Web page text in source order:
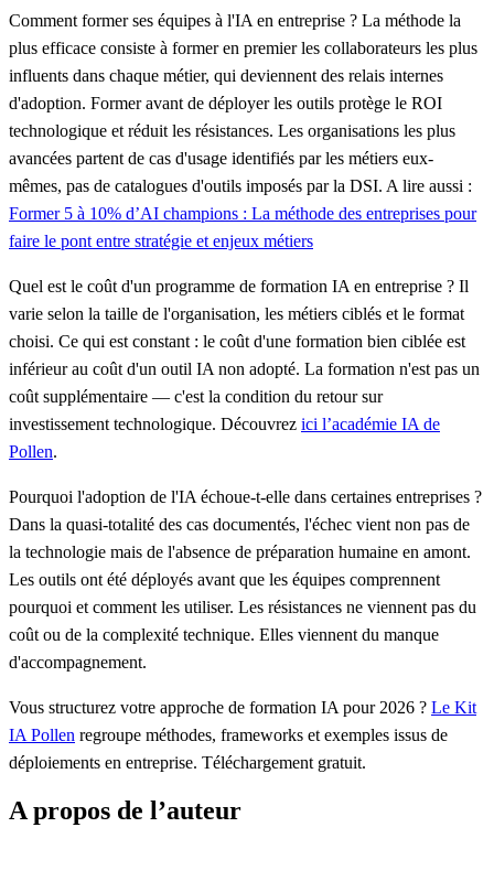
Comment former ses équipes à l'IA en entreprise ? La méthode la
plus efficace consiste à former en premier les collaborateurs les plus
influents dans chaque métier, qui deviennent des relais internes
d'adoption. Former avant de déployer les outils protège le ROI
technologique et réduit les résistances. Les organisations les plus
avancées partent de cas d'usage identifiés par les métiers eux-
mêmes, pas de catalogues d'outils imposés par la DSI. A lire aussi :
Former 5 à 10% d’AI champions : La méthode des entreprises pour
faire le pont entre stratégie et enjeux métiers
Quel est le coût d'un programme de formation IA en entreprise ? Il
varie selon la taille de l'organisation, les métiers ciblés et le format
choisi. Ce qui est constant : le coût d'une formation bien ciblée est
inférieur au coût d'un outil IA non adopté. La formation n'est pas un
coût supplémentaire — c'est la condition du retour sur
investissement technologique. Découvrez ici l’académie IA de
Pollen.
Pourquoi l'adoption de l'IA échoue-t-elle dans certaines entreprises ?
Dans la quasi-totalité des cas documentés, l'échec vient non pas de
la technologie mais de l'absence de préparation humaine en amont.
Les outils ont été déployés avant que les équipes comprennent
pourquoi et comment les utiliser. Les résistances ne viennent pas du
coût ou de la complexité technique. Elles viennent du manque
d'accompagnement.
Vous structurez votre approche de formation IA pour 2026 ? Le Kit
IA Pollen regroupe méthodes, frameworks et exemples issus de
déploiements en entreprise. Téléchargement gratuit.
A propos de l’auteur